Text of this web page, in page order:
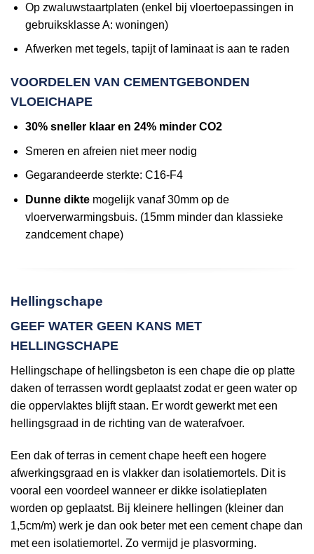
Op zwaluwstaartplaten (enkel bij vloertoepassingen in
gebruiksklasse A: woningen)
Afwerken met tegels, tapijt of laminaat is aan te raden
VOORDELEN VAN CEMENTGEBONDEN
VLOEICHAPE
30% sneller klaar en 24% minder CO2
Smeren en afreien niet meer nodig
Gegarandeerde sterkte: C16-F4
Dunne diktemogelijk vanaf 30mm op de
vloerverwarmingsbuis. (15mm minder dan klassieke
zandcement chape)
Hellingschape
GEEF WATER GEEN KANS MET
HELLINGSCHAPE
Hellingschape of hellingsbeton is een chape die op platte
daken of terrassen wordt geplaatst zodat er geen water op
die oppervlaktes blijft staan. Er wordt gewerkt met een
hellingsgraad in de richting van de waterafvoer.
Een dak of terras in cement chape heeft een hogere
afwerkingsgraad en is vlakker dan isolatiemortels. Dit is
vooral een voordeel wanneer er dikke isolatieplaten
worden op geplaatst. Bij kleinere hellingen (kleiner dan
1,5cm/m) werk je dan ook beter met een cement chape dan
met een isolatiemortel. Zo vermijd je plasvorming.